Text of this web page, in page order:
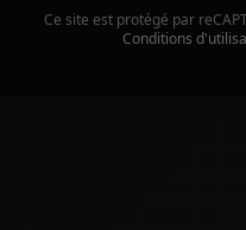
Ce site est protégé par
Conditions